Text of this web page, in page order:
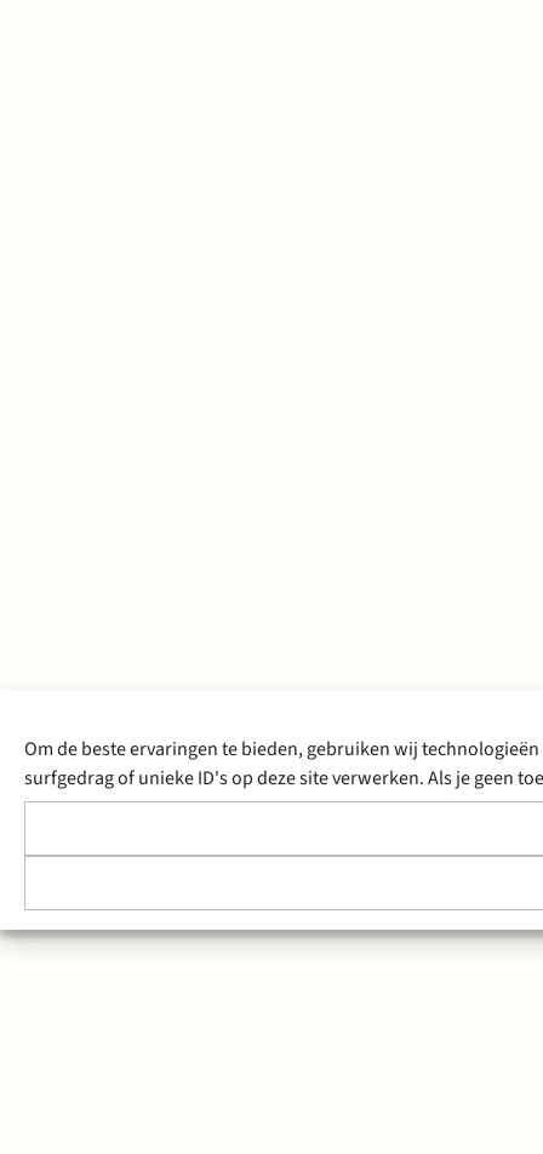
Om de beste ervaringen te bieden, gebruiken wij
surfgedrag of unieke ID's op deze site verwerken. Als je geen